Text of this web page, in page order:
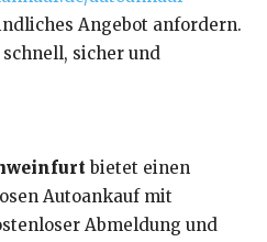
Angebot anfordern.
sicher und
bietet einen
Autoankauf mit
Abmeldung und